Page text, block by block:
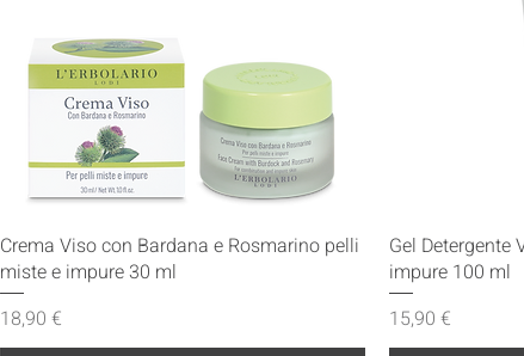
Vista rapida
Crema Viso con Bardana e Rosmarino pelli
miste e impure 30 ml
Prezzo
18,90 €
Gel Detergente
impure 100 ml
Prezzo
15,90 €